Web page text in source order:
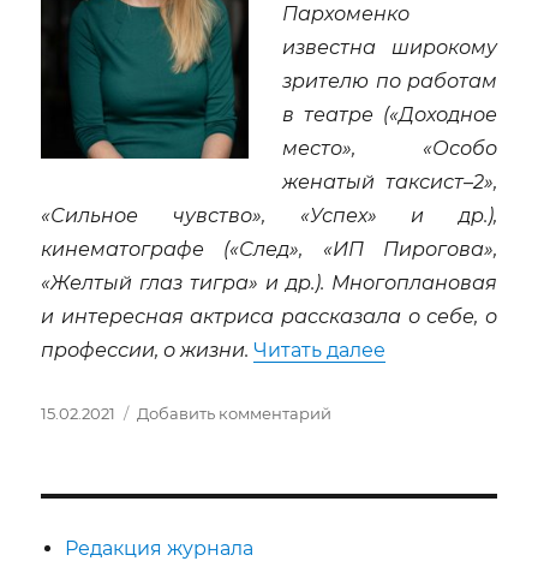
Пархоменко
известна широкому
зрителю по работам
в театре («Доходное
место», «Особо
женатый таксист–2»,
«Сильное чувство», «Успех» и др.),
кинематографе («След», «ИП Пирогова»,
«Желтый глаз тигра» и др.). Многоплановая
и интересная актриса рассказала о себе, о
профессии, о жизни. Читать далее
Опубликовано
15.02.2021 Добавить комментарий
Редакция журнала